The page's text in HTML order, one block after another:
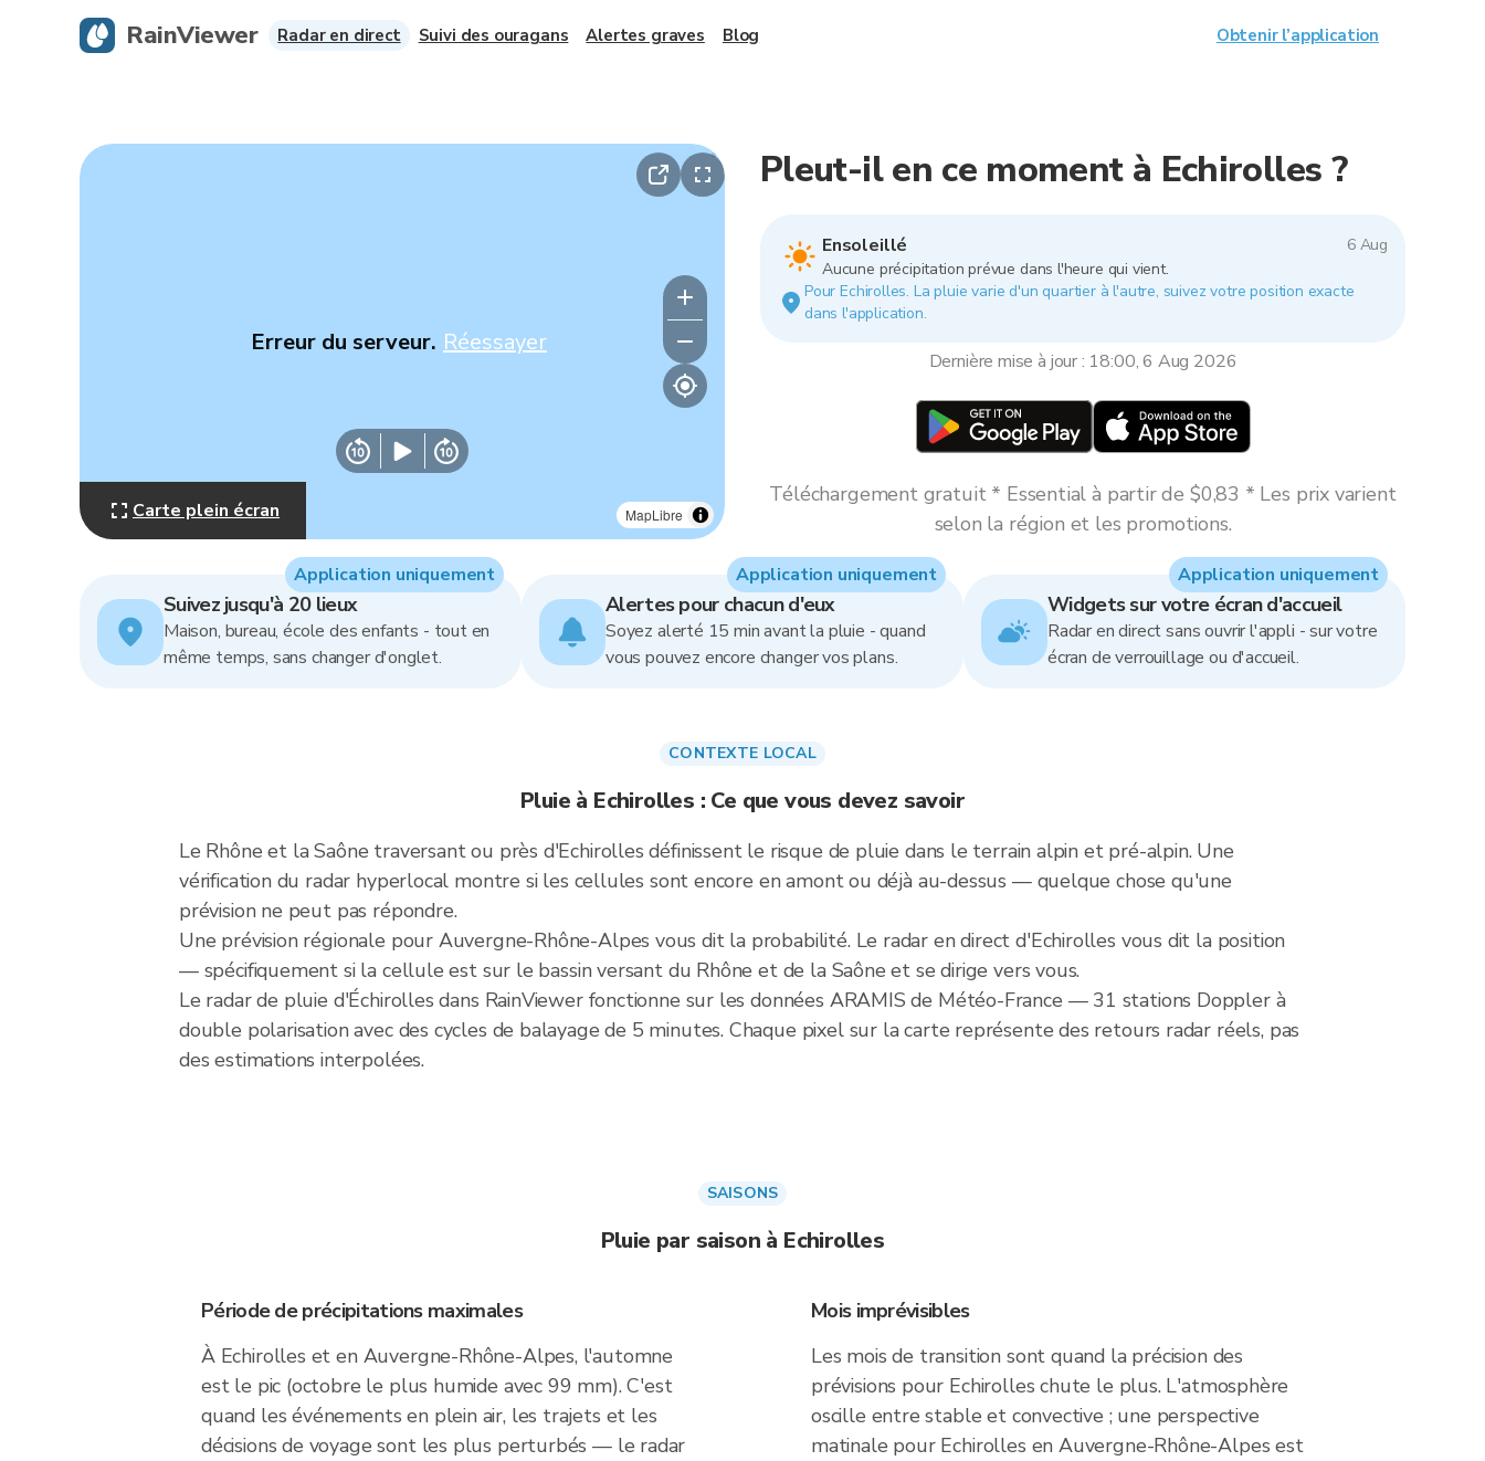
MapLibre
Erreur du serveur. Réessayer
Carte plein écran
Pleut-il en ce moment à Echirolles ?
Ensoleillé
6 Aug
Aucune précipitation prévue dans l'heure qui vient.
Pour Echirolles. La pluie varie d'un quartier à l'autre, suivez votre position exacte
dans l'application.
Dernière mise à jour : 18:00, 6 Aug 2026
Téléchargement gratuit * Essential à partir de $0,83 * Les prix varient
selon la région et les promotions.
Suivez jusqu'à 20 lieux
Maison, bureau, école des enfants - tout en
même temps, sans changer d'onglet.
Application uniquement
Alertes pour chacun d'eux
Soyez alerté 15 min avant la pluie - quand
vous pouvez encore changer vos plans.
Application uniquement
Widgets sur votre écran d'accueil
Radar en direct sans ouvrir l'appli - sur votre
écran de verrouillage ou d'accueil.
Application uniquement
CONTEXTE LOCAL
Pluie à Echirolles : Ce que vous devez savoir
Le Rhône et la Saône traversant ou près d'Echirolles définissent le risque de pluie dans le terrain alpin et pré-alpin. Une
vérification du radar hyperlocal montre si les cellules sont encore en amont ou déjà au-dessus — quelque chose qu'une
prévision ne peut pas répondre.
Une prévision régionale pour Auvergne-Rhône-Alpes vous dit la probabilité. Le radar en direct d'Echirolles vous dit la position
— spécifiquement si la cellule est sur le bassin versant du Rhône et de la Saône et se dirige vers vous.
Le radar de pluie d'Échirolles dans RainViewer fonctionne sur les données ARAMIS de Météo-France — 31 stations Doppler à
double polarisation avec des cycles de balayage de 5 minutes. Chaque pixel sur la carte représente des retours radar réels, pas
des estimations interpolées.
SAISONS
Pluie par saison à Echirolles
Période de précipitations maximales
À Echirolles et en Auvergne-Rhône-Alpes, l'automne
est le pic (octobre le plus humide avec 99 mm). C'est
quand les événements en plein air, les trajets et les
décisions de voyage sont les plus perturbés — le radar
Mois imprévisibles
Les mois de transition sont quand la précision des
prévisions pour Echirolles chute le plus. L'atmosphère
oscille entre stable et convective ; une perspective
matinale pour Echirolles en Auvergne-Rhône-Alpes est
RainViewer Radar en direct Suivi des ouragans Alertes graves Blog Obtenir l’application